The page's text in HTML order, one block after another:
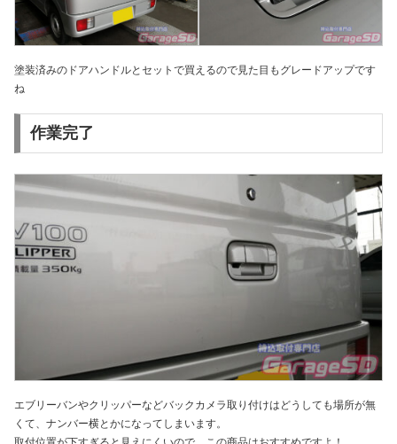
塗装済みのドアハンドルとセットで買えるので見た目もグレードアップです
ね
作業完了
エブリーバンやクリッパーなどバックカメラ取り付けはどうしても場所が無
くて、ナンバー横とかになってしまいます。